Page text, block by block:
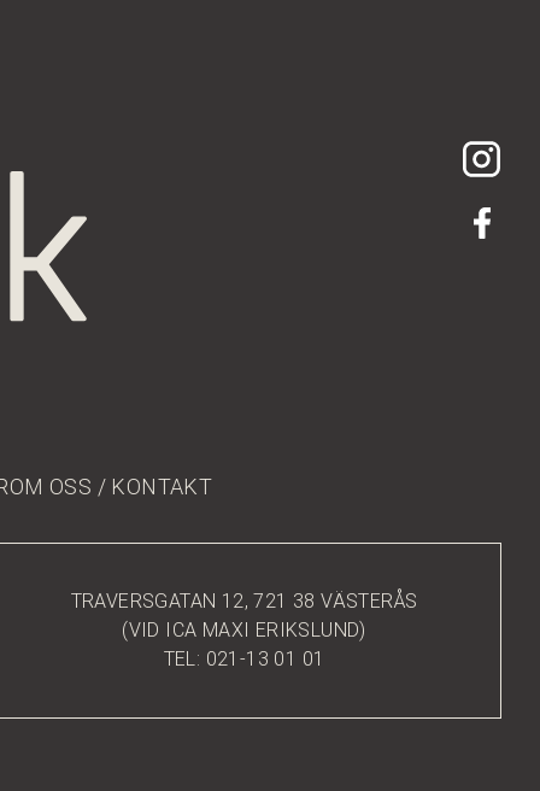
OM OSS / KONTAKT
TRAVERSGATAN 12, 721 38 VÄSTERÅS
(VID ICA MAXI ERIKSLUND)
TEL: 021-13 01 01